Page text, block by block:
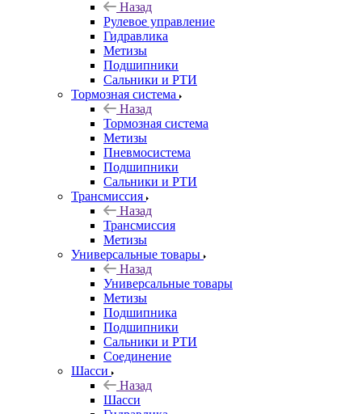
Назад
Рулевое управление
Гидравлика
Метизы
Подшипники
Сальники и РТИ
Тормозная система
Назад
Тормозная система
Метизы
Пневмосистема
Подшипники
Сальники и РТИ
Трансмиссия
Назад
Трансмиссия
Метизы
Универсальные товары
Назад
Универсальные товары
Метизы
Подшипника
Подшипники
Сальники и РТИ
Соединение
Шасси
Назад
Шасси